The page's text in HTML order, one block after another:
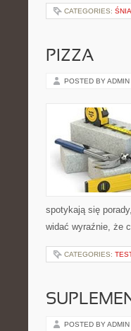
CATEGORIES:
PIZZA
POSTED BY ADMIN
spotykają się
widać wyraźnie, że
CATEGORIES:
POSTED BY ADMIN